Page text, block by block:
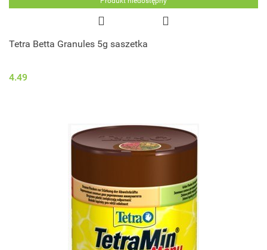
Tetra Betta Granules 5g saszetka
4.49